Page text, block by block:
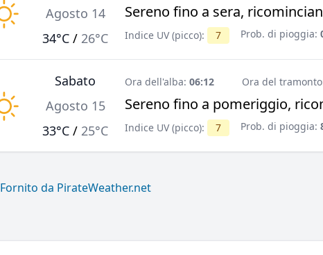
Agosto 14
34°C / 26°C
Sereno fino a sera,
Indice UV (picco): 7 Prob. di pioggia:
Sabato
Agosto 15
33°C / 25°C
Ora dell'alba: 06:12 Ora del
Sereno fino a pomeriggio,
Indice UV (picco): 7 Prob. di pioggia:
Fornito da PirateWeather.net